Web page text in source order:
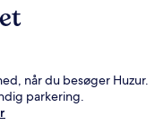
når du besøger Huzur.
parkering.